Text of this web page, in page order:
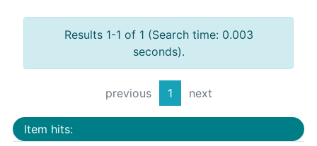
Results 1-1 of 1 (Search time: 0.003
seconds).
previous 1 next
Item hits: